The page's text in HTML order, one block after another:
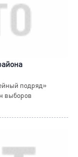
подряд»
выборов